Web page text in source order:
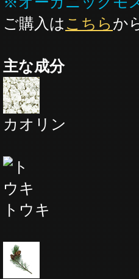
ご購入は こちら か
主な成分
カオリン
トウキ